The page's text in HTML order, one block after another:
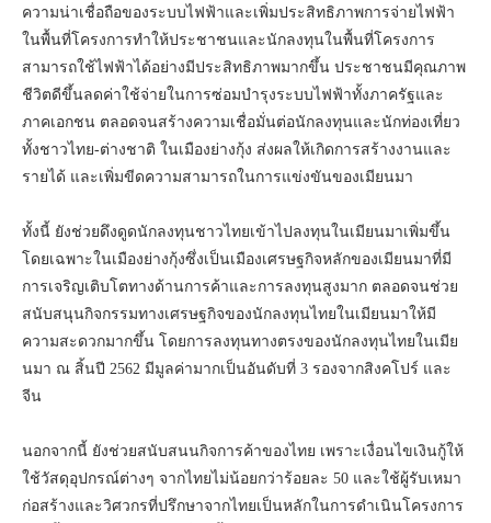
ความน่าเชื่อถือของระบบไฟฟ้าและเพิ่มประสิทธิภาพการจ่ายไฟฟ้า
ในพื้นที่โครงการทำให้ประชาชนและนักลงทุนในพื้นที่โครงการ
สามารถใช้ไฟฟ้าได้อย่างมีประสิทธิภาพมากขึ้น ประชาชนมีคุณภาพ
ชีวิตดีขึ้นลดค่าใช้จ่ายในการซ่อมบำรุงระบบไฟฟ้าทั้งภาครัฐและ
ภาคเอกชน ตลอดจนสร้างความเชื่อมั่นต่อนักลงทุนและนักท่องเที่ยว
ทั้งชาวไทย-ต่างชาติ ในเมืองย่างกุ้ง ส่งผลให้เกิดการสร้างงานและ
รายได้ และเพิ่มขีดความสามารถในการแข่งขันของเมียนมา
ทั้งนี้ ยังช่วยดึงดูดนักลงทุนชาวไทยเข้าไปลงทุนในเมียนมาเพิ่มขึ้น
โดยเฉพาะในเมืองย่างกุ้งซึ่งเป็นเมืองเศรษฐกิจหลักของเมียนมาที่มี
การเจริญเติบโตทางด้านการค้าและการลงทุนสูงมาก ตลอดจนช่วย
สนับสนุนกิจกรรมทางเศรษฐกิจของนักลงทุนไทยในเมียนมาให้มี
ความสะดวกมากขึ้น โดยการลงทุนทางตรงของนักลงทุนไทยในเมีย
นมา ณ สิ้นปี 2562 มีมูลค่ามากเป็นอันดับที่ 3 รองจากสิงคโปร์ และ
จีน
นอกจากนี้ ยังช่วยสนับสนนกิจการค้าของไทย เพราะเงื่อนไขเงินกู้ให้
ใช้วัสดุอุปกรณ์ต่างๆ จากไทยไม่น้อยกว่าร้อยละ 50 และใช้ผู้รับเหมา
ก่อสร้างและวิศวกรที่ปรึกษาจากไทยเป็นหลักในการดำเนินโครงการ